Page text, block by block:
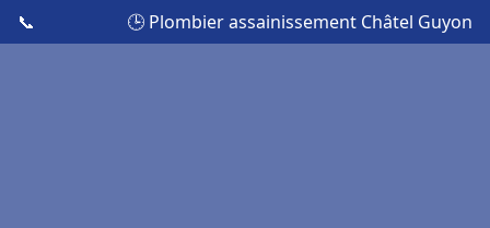
📞 🕒 Plombier assainissement Châtel Guyon